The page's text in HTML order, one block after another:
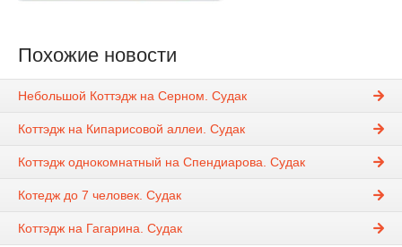
Похожие новости
Небольшой Коттэдж на Серном. Судак
Коттэдж на Кипарисовой аллеи. Судак
Коттэдж однокомнатный на Спендиарова. Судак
Котедж до 7 человек. Судак
Коттэдж на Гагарина. Судак